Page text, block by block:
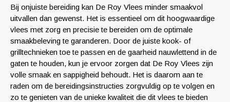
Bij onjuiste bereiding kan De Roy Vlees minder smaakvol
uitvallen dan gewenst. Het is essentieel om dit hoogwaardige
vlees met zorg en precisie te bereiden om de optimale
smaakbeleving te garanderen. Door de juiste kook- of
grilltechnieken toe te passen en de gaarheid nauwlettend in de
gaten te houden, kun je ervoor zorgen dat De Roy Vlees zijn
volle smaak en sappigheid behoudt. Het is daarom aan te
raden om de bereidingsinstructies zorgvuldig op te volgen en
zo te genieten van de unieke kwaliteit die dit vlees te bieden